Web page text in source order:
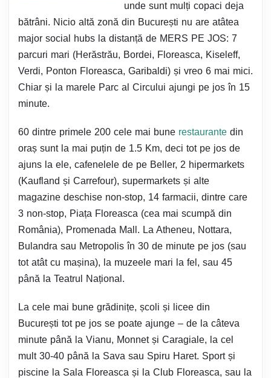
unde sunt mulți copaci deja
bătrâni. Nicio altă zonă din București nu are atâtea
major social hubs la distanță de MERS PE JOS: 7
parcuri mari (Herăstrău, Bordei, Floreasca, Kiseleff,
Verdi, Ponton Floreasca, Garibaldi) și vreo 6 mai mici.
Chiar și la marele Parc al Circului ajungi pe jos în 15
minute.
60 dintre primele 200 cele mai bune restaurante din
oraș sunt la mai puțin de 1.5 Km, deci tot pe jos de
ajuns la ele, cafenelele de pe Beller, 2 hipermarkets
(Kaufland și Carrefour), supermarkets și alte
magazine deschise non-stop, 14 farmacii, dintre care
3 non-stop, Piața Floreasca (cea mai scumpă din
România), Promenada Mall. La Atheneu, Nottara,
Bulandra sau Metropolis în 30 de minute pe jos (sau
tot atât cu mașina), la muzeele mari la fel, sau 45
până la Teatrul Național.
La cele mai bune grădinițe, școli și licee din
București tot pe jos se poate ajunge – de la câteva
minute până la Vianu, Monnet și Caragiale, la cel
mult 30-40 până la Sava sau Spiru Haret. Sport și
piscine la Sala Floreasca și la Club Floreasca, sau la